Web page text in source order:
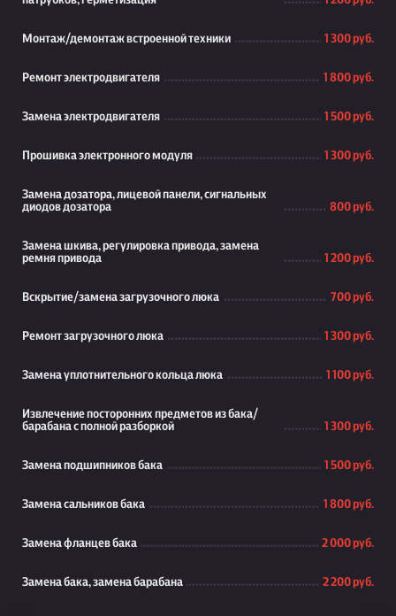
Монтаж/демонтаж встроенной техники 1 300 руб.
Ремонт электродвигателя 1 800 руб.
Замена электродвигателя 1 500 руб.
Прошивка электронного модуля 1 300 руб.
Замена дозатора, лицевой панели, сигнальных
диодов дозатора
800 руб.
Замена шкива, регулировка привода, замена
ремня привода
1 200 руб.
Вскрытие/замена загрузочного люка 700 руб.
Ремонт загрузочного люка 1 300 руб.
Замена уплотнительного кольца люка 1 100 руб.
Извлечение посторонних предметов из бака/
барабана с полной разборкой
1 300 руб.
Замена подшипников бака 1 500 руб.
Замена сальников бака 1 800 руб.
Замена фланцев бака 2 000 руб.
Замена бака, замена барабана 2 200 руб.